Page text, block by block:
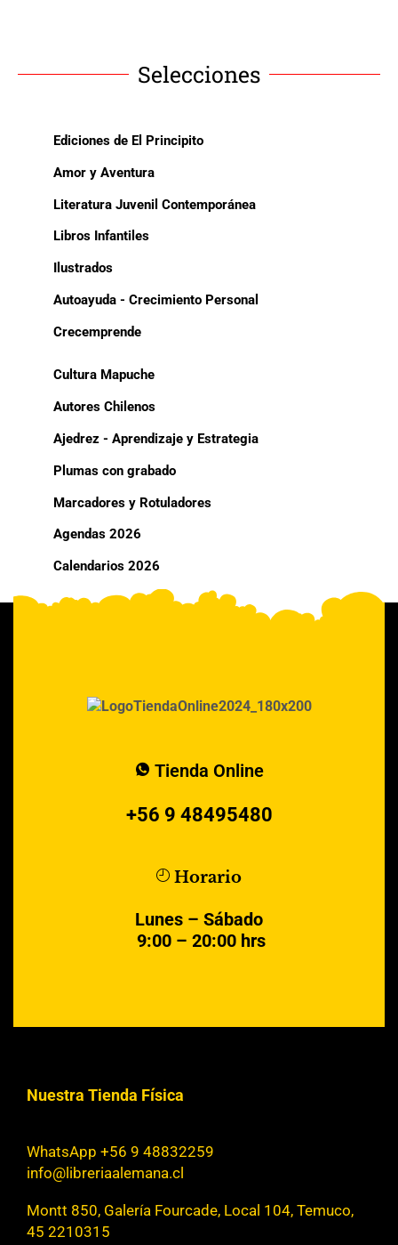
Selecciones
Ediciones de El Principito
Amor y Aventura
Literatura Juvenil Contemporánea
Libros Infantiles
Ilustrados
Autoayuda - Crecimiento Personal
Crecemprende
Cultura Mapuche
Autores Chilenos
Ajedrez - Aprendizaje y Estrategia
Plumas con grabado
Marcadores y Rotuladores
Agendas 2026
Calendarios 2026
Tienda Online
+56 9 48495480
Horario
Lunes – Sábado
9:00 – 20:00 hrs
Nuestra Tienda Física
WhatsApp +56 9 48832259
info@libreriaalemana.cl
Montt 850, Galería Fourcade, Local 104, Temuco,
45 2210315